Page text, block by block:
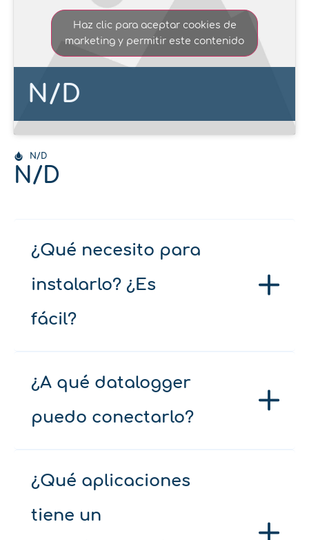
Haz clic para aceptar cookies de
marketing y permitir este contenido
N/D
N/D
N/D
¿Qué necesito para
instalarlo? ¿Es
fácil?
¿A qué datalogger
puedo conectarlo?
¿Qué aplicaciones
tiene un